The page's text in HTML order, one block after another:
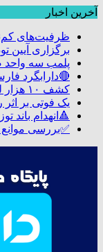
آخرین اخبار
ظرفیت‌های
برگزاری آیین
پلمب سه
🔴دارابگرد فارس در مسیر
کشف ۱۰ هزار لیتر گازوئیل قاچاق در داراب
یک فوتی بر
🔺انهدام باند
✅بررسی موانع احداث نیروگاه